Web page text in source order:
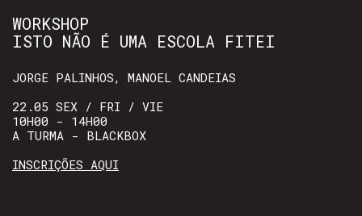
WORKSHOP
ISTO NÃO É UMA ESCOLA FITEI
JORGE PALINHOS, MANOEL CANDEIAS
22.05 SEX / FRI / VIE
10H00 - 14H00
A TURMA - BLACKBOX
INSCRIÇÕES AQUI